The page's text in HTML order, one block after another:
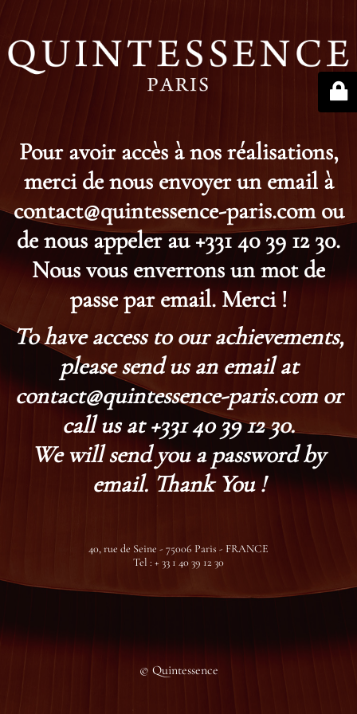
Pour avoir accès à nos réalisations,
merci de nous envoyer un email à
contact@quintessence-paris.com ou
de nous appeler au +331 40 39 12 30.
Nous vous enverrons un mot de
passe par email. Merci !
To have access to our achievements,
please send us an email at
contact@quintessence-paris.com or
call us at +331 40 39 12 30.
We will send you a password by
email. Thank You !
40, rue de Seine - 75006 Paris - FRANCE
Tel : + 33 1 40 39 12 30
© Quintessence